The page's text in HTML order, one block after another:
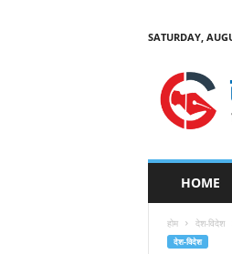
SATURDAY,
C
HOME
होम देश-विदेश
देश-विदेश